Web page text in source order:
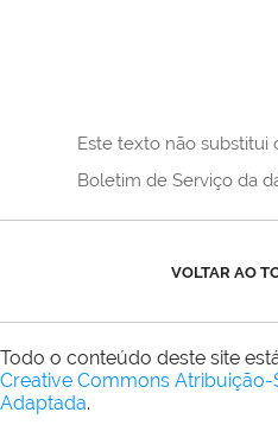
Este texto não substitui
Boletim de Serviço da
VOLTAR AO
Todo o conteúdo deste site
Creative Commons Atribuição-
Adaptada.